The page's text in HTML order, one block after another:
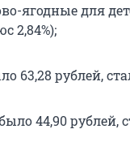
ягодные для
2,84%);
63,28 рублей,
44,90 рублей,